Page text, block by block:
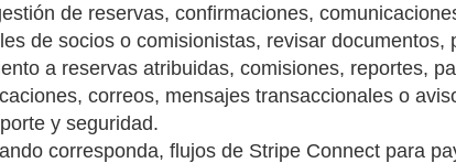
de reservas, confirmaciones,
de socios o comisionistas, revisar
a reservas atribuidas, comisiones, reportes,
correos, mensajes transaccionales o
y seguridad.
corresponda, flujos de Stripe Connect para